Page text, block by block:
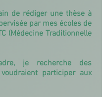
de rédiger une thèse à
par mes écoles de
(Médecine Traditionnelle
je recherche des
participer aux